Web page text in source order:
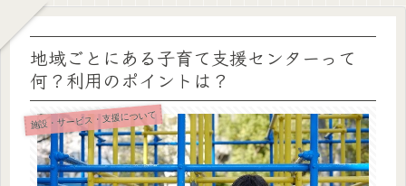
地域ごとにある子育て支援センターって
何？利用のポイントは？
施設・サービス・支援について